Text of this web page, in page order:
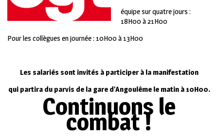
équipe sur quatre jours :
18H00 à 21H00
Pour les collègues en journée : 10H00 à 13H00
Les salariés sont invités à participer à la manifestation
qui partira du parvis de la gare d’Angoulême le matin à 10H00.
Continuons le
combat !